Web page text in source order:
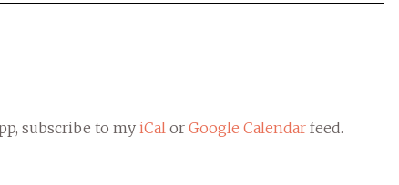
subscribe to my iCal or Google Calendar feed.